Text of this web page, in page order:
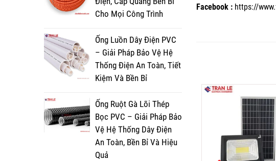
Cho Mọi Công Trình
Ống Luồn Dây Điện PVC
– Giải Pháp Bảo Vệ Hệ
Thống Điện An Toàn, Tiết
Kiệm Và Bền Bỉ
Ống Ruột Gà Lõi Thép
Bọc PVC – Giải Pháp Bảo
Vệ Hệ Thống Dây Điện
An Toàn, Bền Bỉ Và Hiệu
Quả
Facebook : https://